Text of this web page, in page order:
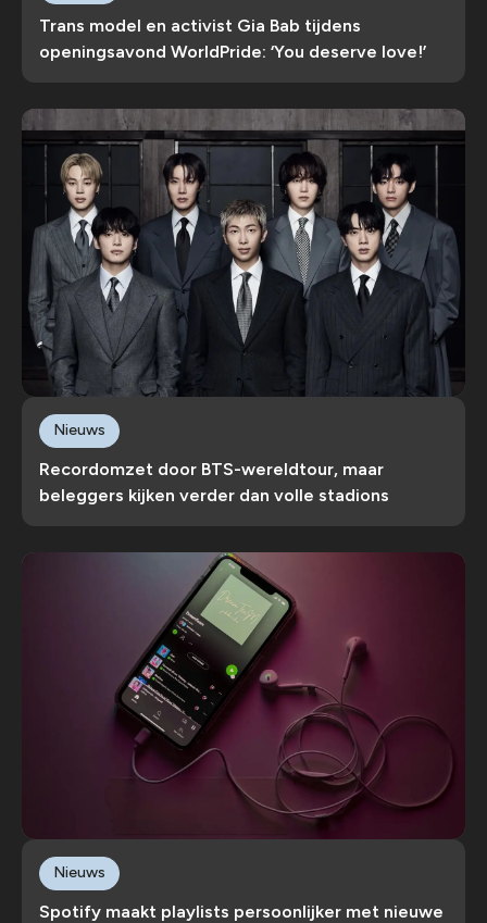
Trans model en activist Gia Bab tijdens
openingsavond WorldPride: ‘You deserve love!’
Recordomzet door BTS-wereldtour, maar
beleggers kijken verder dan volle stadions
Nieuws
Spotify maakt playlists persoonlijker met nieuwe
Nieuws